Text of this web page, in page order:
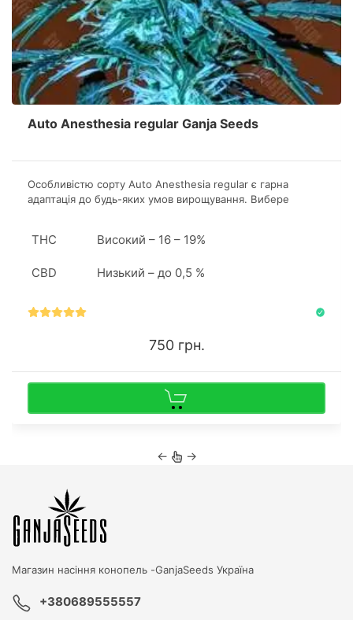
Auto Anesthesia regular Ganja Seeds
Особливістю сорту Аuto Anesthesia regular є гарна
адаптація до будь-яких умов вирощування. Вибере
THC Високий – 16 – 19%
CBD Низький – до 0,5 %
750 грн.
← →
Магазин насіння конопель -GanjaSeeds Україна
+380689555557